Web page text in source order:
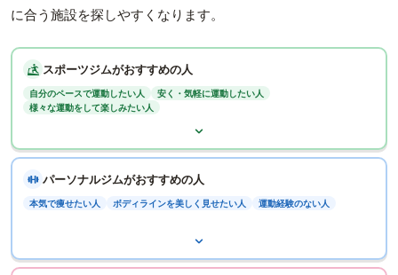
に合う施設を探しやすくなります。
スポーツジムがおすすめの人
自分のペースで運動したい人
安く・気軽に運動したい人
様々な運動をして楽しみたい人
パーソナルジムがおすすめの人
本気で痩せたい人 ボディラインを美しく見せたい人 運動経験のない人